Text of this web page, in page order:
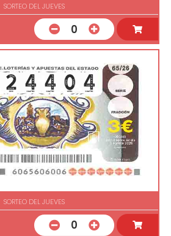
SORTEO DEL JUEVES
0
SORTEO DEL JUEVES
0